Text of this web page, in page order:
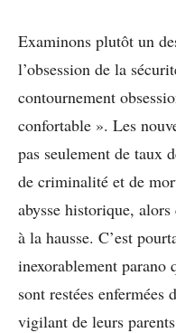
Examinons plutôt un
l’obsession de la
contournement
confortable ». Les
pas seulement de taux
de criminalité et de
abysse historique,
à la hausse. C’est
inexorablement parano
sont restées
vigilant de leurs